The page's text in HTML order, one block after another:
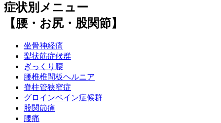
症状別メニュー
【腰・お尻・股関節】
坐骨神経痛
梨状筋症候群
ぎっくり腰
腰椎椎間板ヘルニア
脊柱管狭窄症
グロインペイン症候群
股関節痛
腰痛